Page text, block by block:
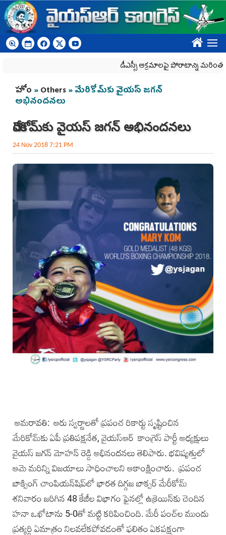
Skip to main content
????
డీఎస్సీ అక్రమాలపై పోరాటాన్ని మరింత
You are here
హోం »Others» మేరికోమ్‌కు వైయ‌స్ జ‌గ‌న్
అభినందనలు
మేరికోమ్‌కు వైయ‌స్ జ‌గ‌న్ అభినందనలు
24 Nov 2018 7:21 PM
అమ‌రావ‌తి: ఆరు స్వర్ణాలతో ప్రపంచ రికార్టు సృష్టించిన
మేరికోమ్‌కు ఏపీ ప్రతిపక్షనేత, వైయ‌స్ఆర్‌ కాంగ్రెస్‌ పార్టీ అధ్యక్షులు
వైయ‌స్‌ జగన్‌ మోహన్‌ రెడ్డి అభినందనలు తెలిపారు. భవిష్యత్తులో
ఆమె మరిన్ని విజయాలు సాధించాలని ఆకాంక్షించారు. ప్రపంచ
బాక్సింగ్‌ చాంపియన్‌షిప్‌లో భారత దిగ్గజ బాక్సర్‌ మేరీకోమ్
శనివారం జరిగిన 48 కేజీల విభాగం ఫైనల్లో ఉక్రెయిన్‌కు చెందిన
హనా ఒఖోటాను 5-0తో మట్టి కరిపించింది. మేరీ పంచ్‌ల ముందు
ప్రత్యర్థి ఏమాత్రం నిలవలేకపోవడంతో ఫలితం ఏకపక్షంగా